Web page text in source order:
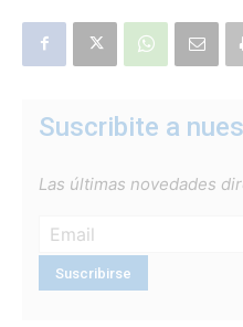
Suscribite a
Las últimas novedades